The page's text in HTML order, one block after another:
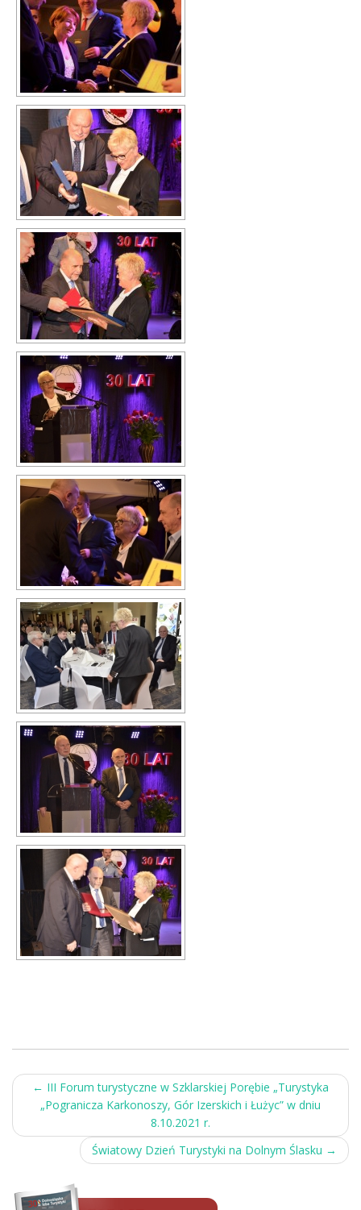
Post
navigation
← III Forum turystyczne w Szklarskiej Porębie „Turystyka
„Pogranicza Karkonoszy, Gór Izerskich i Łużyc” w dniu
8.10.2021 r.
Światowy Dzień Turystyki na Dolnym Ślasku →